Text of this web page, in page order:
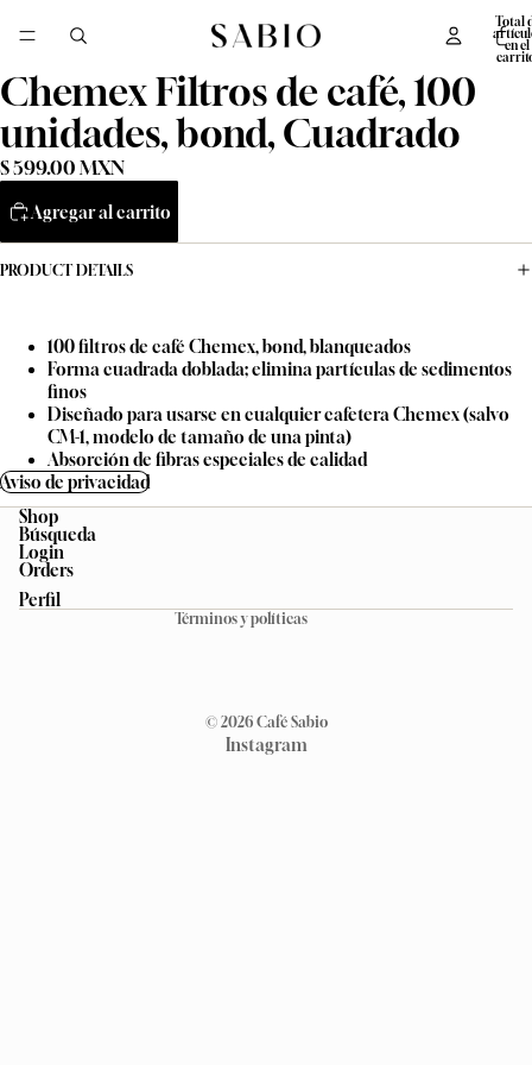
Total
en el
Chemex Filtros de café, 100
unidades, bond, Cuadrado
$ 599.00 MXN
Agregar al carrito
PRODUCT DETAILS
100 filtros de café Chemex, bond, blanqueados
Forma cuadrada doblada; elimina partículas de sedimentos
finos
Diseñado para usarse en cualquier cafetera Chemex (salvo
CM-1, modelo de tamaño de una pinta)
Absorción de fibras especiales de calidad
Aviso de privacidad
Shop
Búsqueda
Login
Orders
Perfil
Términos y políticas
© 2026 Café Sabio
Instagram